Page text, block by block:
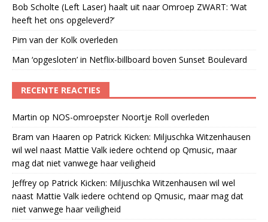
Bob Scholte (Left Laser) haalt uit naar Omroep ZWART: ‘Wat
heeft het ons opgeleverd?’
Pim van der Kolk overleden
Man ‘opgesloten’ in Netflix-billboard boven Sunset Boulevard
RECENTE REACTIES
Martin op NOS-omroepster Noortje Roll overleden
Bram van Haaren op Patrick Kicken: Miljuschka Witzenhausen
wil wel naast Mattie Valk iedere ochtend op Qmusic, maar
mag dat niet vanwege haar veiligheid
Jeffrey op Patrick Kicken: Miljuschka Witzenhausen wil wel
naast Mattie Valk iedere ochtend op Qmusic, maar mag dat
niet vanwege haar veiligheid